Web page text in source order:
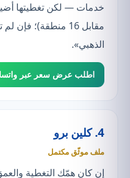
مقابل 16 منطقة)؛
الذهبي».
اطلب عرض سعر عبر
4. كلين برو
ملف موثّق مكتمل
إن كان همّك التغطية